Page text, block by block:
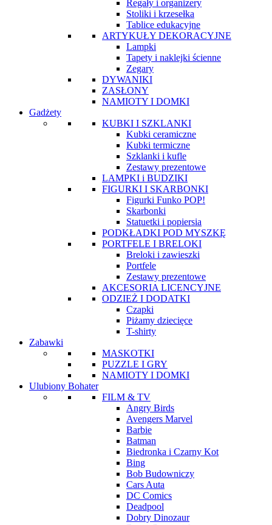
Regały i organizery
Stoliki i krzesełka
Tablice edukacyjne
ARTYKUŁY DEKORACYJNE
Lampki
Tapety i naklejki ścienne
Zegary
DYWANIKI
ZASŁONY
NAMIOTY I DOMKI
Gadżety
KUBKI I SZKLANKI
Kubki ceramiczne
Kubki termiczne
Szklanki i kufle
Zestawy prezentowe
LAMPKI i BUDZIKI
FIGURKI I SKARBONKI
Figurki Funko POP!
Skarbonki
Statuetki i popiersia
PODKŁADKI POD MYSZKĘ
PORTFELE I BRELOKI
Breloki i zawieszki
Portfele
Zestawy prezentowe
AKCESORIA LICENCYJNE
ODZIEŻ I DODATKI
Czapki
Piżamy dziecięce
T-shirty
Zabawki
MASKOTKI
PUZZLE I GRY
NAMIOTY I DOMKI
Ulubiony Bohater
FILM & TV
Angry Birds
Avengers Marvel
Barbie
Batman
Biedronka i Czarny Kot
Bing
Bob Budowniczy
Cars Auta
DC Comics
Deadpool
Dobry Dinozaur